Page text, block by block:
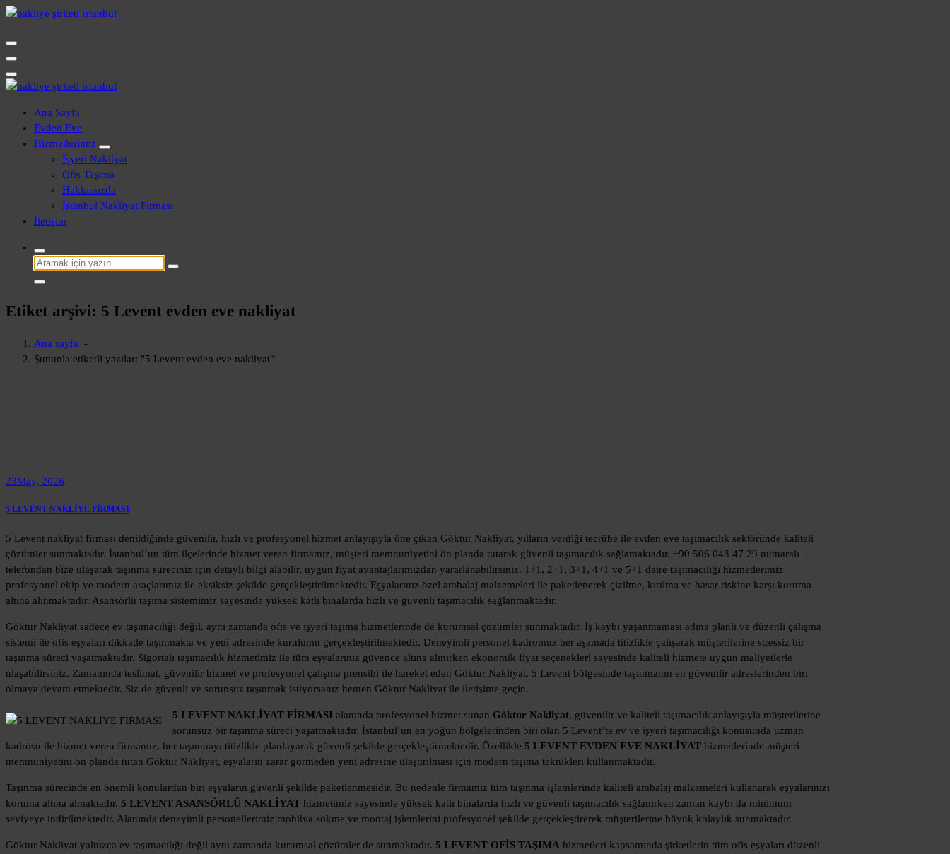
İçeriğe
Evden Eve - İşyeri Ofis Nakliye İstanbul
Evden Eve - İşyeri Ofis Nakliye İstanbul
Ana Sayfa
Evden Eve
Hizmetlerimiz
İşyeri Nakliyat
Ofis Taşıma
Hakkımızda
İstanbul Nakliyat Firması
İletişim
Şunu
ara:
Etiket arşivi: 5 Levent evden eve nakliyat
Ana sayfa -
Şununla etiketli yazılar: "5 Levent evden eve nakliyat"
23May, 2026
5 LEVENT NAKLİYE FİRMASI
5 Levent nakliyat firması denildiğinde güvenilir, hızlı ve profesyonel hizmet anlayışıyla öne çıkan Göktur Nakliyat, yılların verdiği tecrübe ile evden eve taşımacılık sektöründe kaliteli
çözümler sunmaktadır. İstanbul’un tüm ilçelerinde hizmet veren firmamız, müşteri memnuniyetini ön planda tutarak güvenli taşımacılık sağlamaktadır. +90 506 043 47 29 numaralı
telefondan bize ulaşarak taşınma süreciniz için detaylı bilgi alabilir, uygun fiyat avantajlarımızdan yararlanabilirsiniz. 1+1, 2+1, 3+1, 4+1 ve 5+1 daire taşımacılığı hizmetlerimiz
profesyonel ekip ve modern araçlarımız ile eksiksiz şekilde gerçekleştirilmektedir. Eşyalarınız özel ambalaj malzemeleri ile paketlenerek çizilme, kırılma ve hasar riskine karşı koruma
altına alınmaktadır. Asansörlü taşıma sistemimiz sayesinde yüksek katlı binalarda hızlı ve güvenli taşımacılık sağlanmaktadır.
Göktur Nakliyat sadece ev taşımacılığı değil, aynı zamanda ofis ve işyeri taşıma hizmetlerinde de kurumsal çözümler sunmaktadır. İş kaybı yaşanmaması adına planlı ve düzenli çalışma
sistemi ile ofis eşyaları dikkatle taşınmakta ve yeni adresinde kurulumu gerçekleştirilmektedir. Deneyimli personel kadromuz her aşamada titizlikle çalışarak müşterilerine stressiz bir
taşınma süreci yaşatmaktadır. Sigortalı taşımacılık hizmetimiz ile tüm eşyalarınız güvence altına alınırken ekonomik fiyat seçenekleri sayesinde kaliteli hizmete uygun maliyetlerle
ulaşabilirsiniz. Zamanında teslimat, güvenilir hizmet ve profesyonel çalışma prensibi ile hareket eden Göktur Nakliyat, 5 Levent bölgesinde taşınmanın en güvenilir adreslerinden biri
olmaya devam etmektedir. Siz de güvenli ve sorunsuz taşınmak istiyorsanız hemen Göktur Nakliyat ile iletişime geçin.
5 LEVENT NAKLİYAT FİRMASI alanında profesyonel hizmet sunan Göktur Nakliyat, güvenilir ve kaliteli taşımacılık anlayışıyla müşterilerine
sorunsuz bir taşınma süreci yaşatmaktadır. İstanbul’un en yoğun bölgelerinden biri olan 5 Levent’te ev ve işyeri taşımacılığı konusunda uzman
kadrosu ile hizmet veren firmamız, her taşınmayı titizlikle planlayarak güvenli şekilde gerçekleştirmektedir. Özellikle 5 LEVENT EVDEN EVE NAKLİYAT hizmetlerinde müşteri
memnuniyetini ön planda tutan Göktur Nakliyat, eşyaların zarar görmeden yeni adresine ulaştırılması için modern taşıma teknikleri kullanmaktadır.
Taşınma sürecinde en önemli konulardan biri eşyaların güvenli şekilde paketlenmesidir. Bu nedenle firmamız tüm taşınma işlemlerinde kaliteli ambalaj malzemeleri kullanarak eşyalarınızı
koruma altına almaktadır. 5 LEVENT ASANSÖRLÜ NAKLİYAT hizmetimiz sayesinde yüksek katlı binalarda hızlı ve güvenli taşımacılık sağlanırken zaman kaybı da minimum
seviyeye indirilmektedir. Alanında deneyimli personellerimiz mobilya sökme ve montaj işlemlerini profesyonel şekilde gerçekleştirerek müşterilerine büyük kolaylık sunmaktadır.
Göktur Nakliyat yalnızca ev taşımacılığı değil aynı zamanda kurumsal çözümler de sunmaktadır. 5 LEVENT OFİS TAŞIMA hizmetleri kapsamında şirketlerin tüm ofis eşyaları düzenli